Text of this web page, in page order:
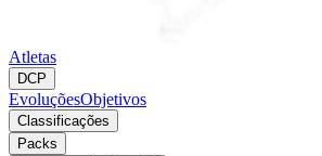
Atletas
DCP
EvoluçõesObjetivos
Classificações
Packs